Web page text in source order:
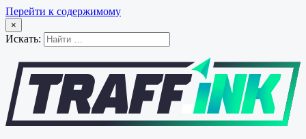
Перейти к содержимому
×
Искать: